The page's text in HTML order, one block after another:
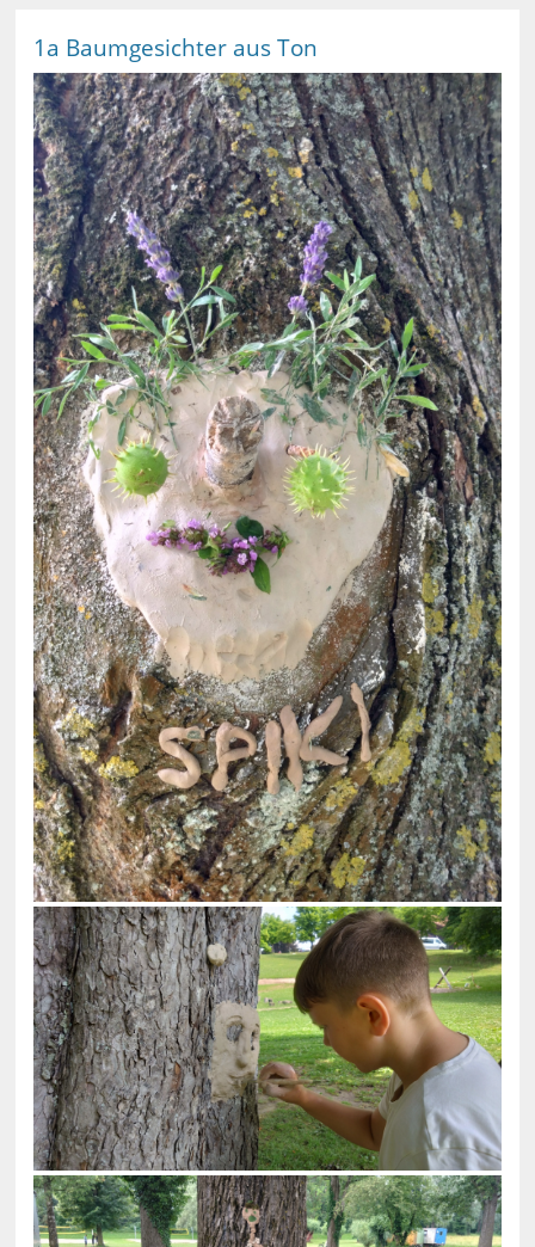
1a Baumgesichter aus Ton